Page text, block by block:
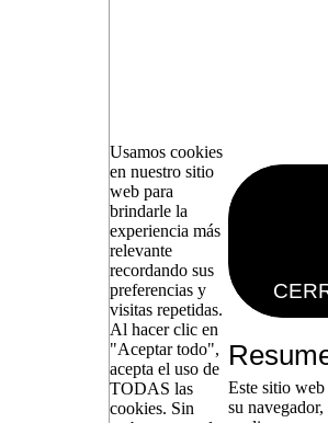
Usamos cookies
en nuestro sitio
web para
brindarle la
experiencia más
relevante
recordando sus
preferencias y
visitas repetidas.
Al hacer clic en
"Aceptar todo",
acepta el uso de
TODAS las
cookies. Sin
Este sitio web
su